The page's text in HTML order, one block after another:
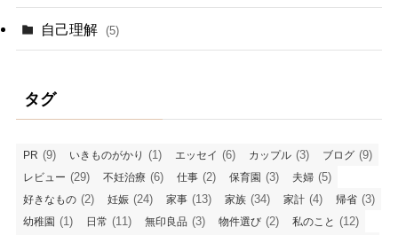
自己理解 (5)
タグ
PR (9) いきものがかり (1) エッセイ (6) カップル (3) ブログ (9)
レビュー (29) 不妊治療 (6) 仕事 (2) 保育園 (3) 夫婦 (5)
好きなもの (2) 妊娠 (24) 家事 (13) 家族 (34) 家計 (4) 帰省 (3)
幼稚園 (1) 日常 (11) 無印良品 (3) 物件選び (2) 私のこと (12)